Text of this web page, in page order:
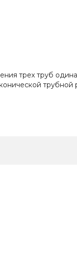
трех труб
трубной